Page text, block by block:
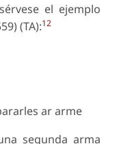
el ejemplo
(TA):12
ar arme
segunda arma